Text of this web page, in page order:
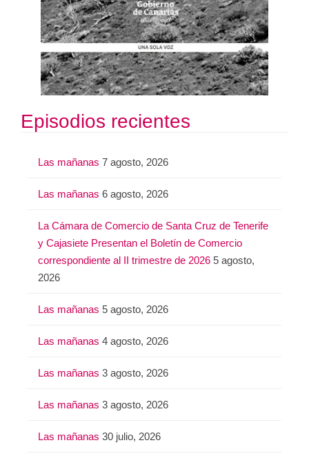
Episodios recientes
Las mañanas 7 agosto, 2026
Las mañanas 6 agosto, 2026
La Cámara de Comercio de Santa Cruz de Tenerife
y Cajasiete Presentan el Boletín de Comercio
correspondiente al II trimestre de 2026 5 agosto,
2026
Las mañanas 5 agosto, 2026
Las mañanas 4 agosto, 2026
Las mañanas 3 agosto, 2026
Las mañanas 3 agosto, 2026
Las mañanas 30 julio, 2026